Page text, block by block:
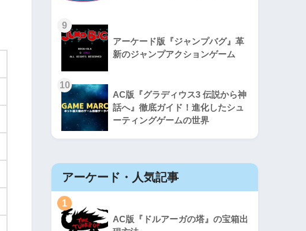
9
アーケード版『ジャンプバグ』革
新のジャンプアクションゲーム
10
AC版『グラディウス3 伝説から神
話へ』徹底ガイド！進化したシュ
ーティングゲームの世界
アーケード・人気記事
1
AC版『ドルアーガの塔』の宝箱出